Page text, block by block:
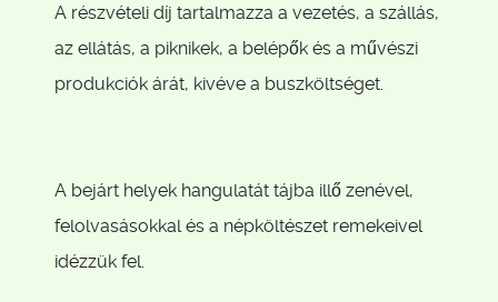
A részvételi díj tartalmazza a vezetés, a szállás,
az ellátás, a piknikek, a belépők és a művészi
produkciók árát, kivéve a buszköltséget.
A bejárt helyek hangulatát tájba illő zenével,
felolvasásokkal és a népköltészet remekeivel
idézzük fel.